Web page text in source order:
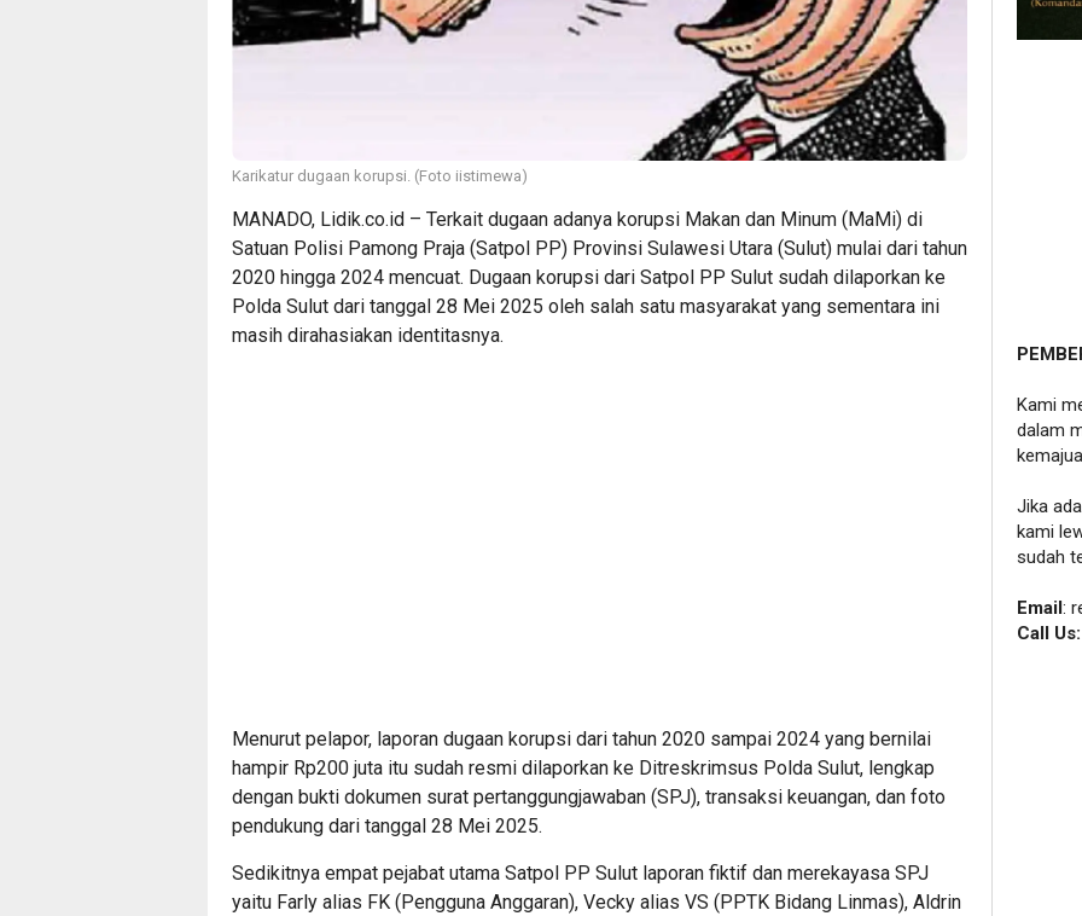
Karikatur dugaan korupsi. (Foto iistimewa)
MANADO, Lidik.co.id – Terkait dugaan adanya korupsi Makan dan Minum (MaMi) di
Satuan Polisi Pamong Praja (Satpol PP) Provinsi Sulawesi Utara (Sulut) mulai dari tahun
2020 hingga 2024 mencuat. Dugaan korupsi dari Satpol PP Sulut sudah dilaporkan ke
Polda Sulut dari tanggal 28 Mei 2025 oleh salah satu masyarakat yang sementara ini
masih dirahasiakan identitasnya.
Menurut pelapor, laporan dugaan korupsi dari tahun 2020 sampai 2024 yang bernilai
hampir Rp200 juta itu sudah resmi dilaporkan ke Ditreskrimsus Polda Sulut, lengkap
dengan bukti dokumen surat pertanggungjawaban (SPJ), transaksi keuangan, dan foto
pendukung dari tanggal 28 Mei 2025.
Sedikitnya empat pejabat utama Satpol PP Sulut laporan fiktif dan merekayasa SPJ
yaitu Farly alias FK (Pengguna Anggaran), Vecky alias VS (PPTK Bidang Linmas), Aldrin
Kami
dalam
Jika
kami
sudah
Email:
Call Us: